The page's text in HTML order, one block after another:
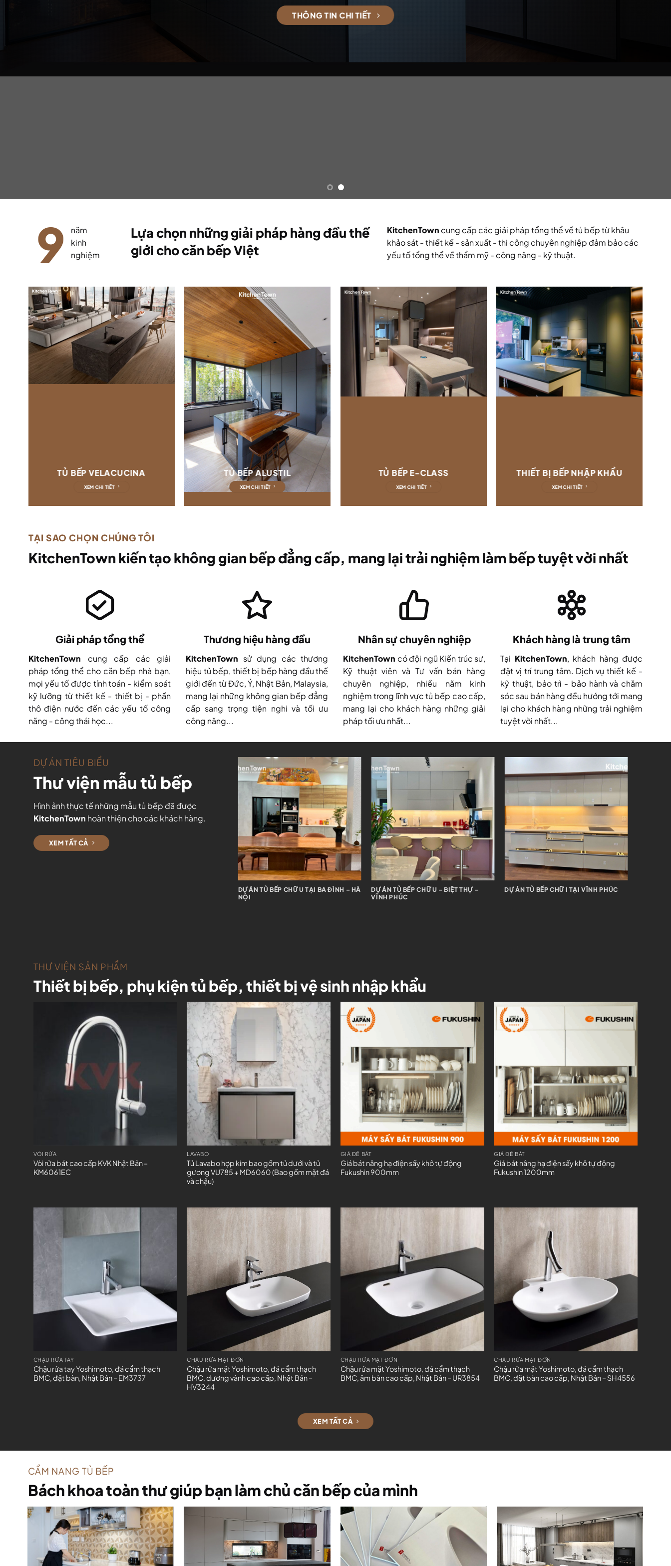
THÔNG TIN CHI TIẾT
9
năm
kinh
nghiệm
Lựa chọn những giải pháp hàng đầu thế
giới cho căn bếp Việt
KitchenTown cung cấp các giải pháp tổng thể về tủ bếp từ khâu
khảo sát - thiết kế - sản xuất - thi công chuyên nghiệp đảm bảo các
yếu tố tổng thể về thẩm mỹ - công năng - kỹ thuật.
TỦ BẾP VELACUCINA
XEM CHI TIẾT
TỦ BẾP ALUSTIL
XEM CHI TIẾT
TỦ BẾP E-CLASS
XEM CHI TIẾT
THIẾT BỊ BẾP NHẬP KHẨU
XEM CHI TIẾT
TẠI SAO CHỌN CHÚNG TÔI
KitchenTown kiến tạo không gian bếp đẳng cấp, mang lại trải nghiệm làm bếp tuyệt vời nhất
Giải pháp tổng thể
KitchenTown cung cấp các giải
pháp tổng thể cho căn bếp nhà bạn,
mọi yếu tố được tính toán - kiểm soát
kỹ lưỡng từ thiết kế - thiết bị - phần
thô điện nước đến các yếu tố công
năng - công thái học...
Thương hiệu hàng đầu
KitchenTown sử dụng các thương
hiệu tủ bếp, thiết bị bếp hàng đầu thế
giới đến từ Đức, Ý, Nhật Bản, Malaysia,
mang lại những không gian bếp đẳng
cấp sang trọng tiện nghi và tối ưu
công năng...
Nhân sự chuyên nghiệp
KitchenTown có đội ngũ Kiến trúc sư,
Kỹ thuật viên và Tư vấn bán hàng
chuyên nghiệp, nhiều năm kinh
nghiệm trong lĩnh vực tủ bếp cao cấp,
mang lại cho khách hàng những giải
pháp tối ưu nhất...
Khách hàng là trung tâm
Tại KitchenTown, khách hàng được
đặt vị trí trung tâm. Dịch vụ thiết kế -
kỹ thuật, bảo trì - bảo hành và chăm
sóc sau bán hàng đều hướng tới mang
lại cho khách hàng những trải nghiệm
tuyệt vời nhất...
DỰ ÁN TIÊU BIỂU
Thư viện mẫu tủ bếp
Hình ảnh thực tế những mẫu tủ bếp đã được
KitchenTown hoàn thiện cho các khách hàng.
XEM TẤT CẢ
DỰ ÁN TỦ BẾP CHỮ I TẠI ĐÔNG ANH –
HÀ NỘI
DỰ ÁN TỦ BẾP CHỮ I + BẢN ĐẢO – TÂY
HỒ TÂY
DỰ ÁN TỦ BẾP CHỮ I + BẢN ĐẢO –
THƯ VIỆN SẢN PHẨM
Thiết bị bếp, phụ kiện tủ bếp, thiết bị vệ sinh nhập khẩu
VÒI RỬA
Vòi rửa bát cao cấp KVK Nhật Bản –
KM6061EC
LAVABO
Tủ Lavabo hợp kim bao gồm tủ dưới và tủ
gương VU785 + MD6060 (Bao gồm mặt đá
và chậu)
GIÁ ĐỂ BÁT
Giá bát nâng hạ điện sấy khô tự động
Fukushin 900mm
GIÁ ĐỂ BÁT
Giá bát nâng hạ điện sấy khô tự động
Fukushin 1200mm
CHẬU RỬA TAY
Chậu rửa tay Yoshimoto, đá cẩm thạch
BMC, đặt bàn, Nhật Bản – EM3737
CHẬU RỬA MẶT ĐƠN
Chậu rửa mặt Yoshimoto, đá cẩm thạch
BMC, dương vành cao cấp, Nhật Bản –
HV3244
CHẬU RỬA MẶT ĐƠN
Chậu rửa mặt Yoshimoto, đá cẩm thạch
BMC, âm bàn cao cấp, Nhật Bản – UR3854
CHẬU RỬA MẶT ĐƠN
Chậu rửa mặt Yoshimoto, đá cẩm thạch
BMC, đặt bàn cao cấp, Nhật Bản – SH4556
XEM TẤT CẢ
CẨM NANG TỦ BẾP
Bách khoa toàn thư giúp bạn làm chủ căn bếp của mình